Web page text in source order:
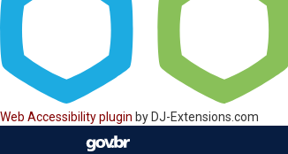
Web Accessibility plugin by DJ-Extensions.com